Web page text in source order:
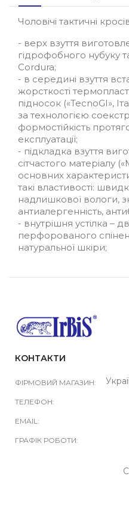
Чоловічі тактичні
- верх взуття
гідрофобного нубуку
Cordura;
- в середині взуття
жорсткості
підносок («TecnoGI»,
за технологією
формостійкість
експлуатації;
- підкладка взуття
сітчастого матеріалу
основних
такі властивості:
надлишкової вологи,
антиалергенність,
- внутрішня устілка –
перфорованого
натуральної шкіри;
КОНТАКТИ
ФІРМОВИЙ МАГАЗИН:
ТЕЛЕФОН:
EMAIL:
ГРАФІК РОБОТИ: